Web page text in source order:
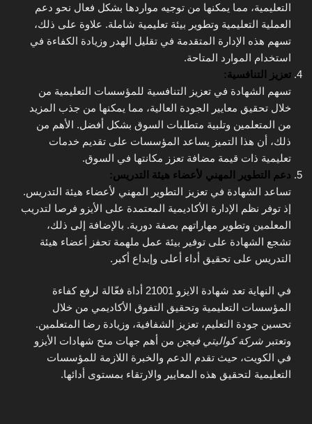
التعليمية، مما يمكنها من توجيه مواردها بشكل فعال نحو دعم
العملية التعليمية وتطوير بيئة تعليمية شاملة. علاوة على ذلك،
تسهم هذه الإدارة المتقدمة في تقليل الهدر وزيادة الكفاءة في
استخدام الموارد المتاحة.
تعزيز التنافسية:
تسهم الشهادة في تعزيز التنافسية للمؤسسات التعليمية من
خلال تحقيق معايير الجودة العالية، مما يمكنها من جذب المزيد
من المتعلمين وتلبية متطلبات السوق بشكل أفضل. الأهم من
ذلك، أن هذا التميز يساعد المؤسسات على تقديم خدمات
تعليمية ذات قيمة مضافة تعزز مكانتها في السوق.
دعم التطوير المهني لأعضاء هيئة التدريس:
تساعد الشهادة في تعزيز التطوير المهني لأعضاء هيئة التدريس.
إذ توفر نظم الإدارة الأكاديمية المعتمدة على الأيزو فرصا لتدريب
المعلمين وتطوير مهاراتهم بصفة دورية. بالإضافة إلى ذلك،
تشجع الشهادة على توفير بيئة عمل ملهمة تحفز أعضاء هيئة
التدريس على تحقيق أداء أعلى وإبداع أكبر.
في النهاية تعد شهادة الايزو 21001 أداة فعّالة لرفع كفاءة
المؤسسات التعليمية وتحقيق التفوق الأكاديمي من خلال
تحسين جودة التعليم، تعزيز الشفافية، وزيادة رضا المتعلمين.
وتعتبر شركة كواليتي فيجن من أهم جهات منح شهادات الأيزو
في الكويت، حيث تقدم الدعم والخبرة اللازمة للمؤسسات
التعليمية لتحقيق هذه المعايير والارتقاء بمستوى أدائها.